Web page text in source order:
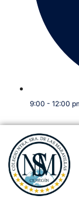
9:00 - 12:00